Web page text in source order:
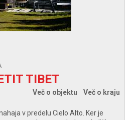
TIBET
Več o objektu Več o kraju
v predelu Cielo Alto. Ker je